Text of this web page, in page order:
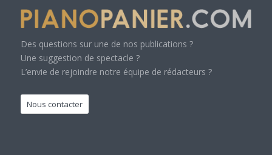
Des questions sur une de nos publications ?
Une suggestion de spectacle ?
L’envie de rejoindre notre équipe de rédacteurs ?
Nous contacter